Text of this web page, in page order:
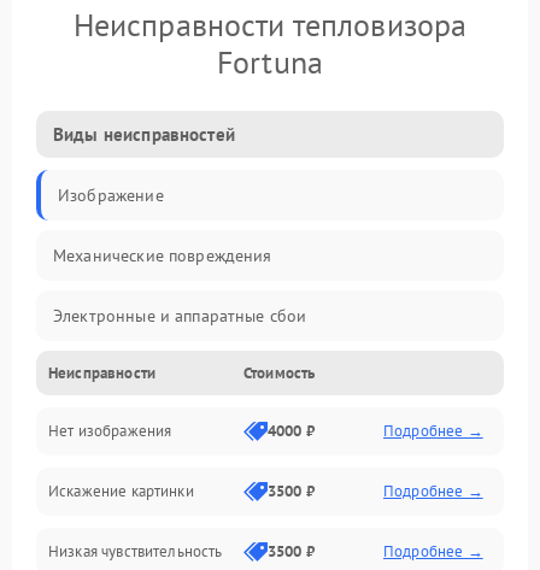
Неисправности тепловизора
Fortuna
Виды неисправностей
Изображение
Механические повреждения
Электронные и аппаратные сбои
Неисправности сенсора и оптики
Программные ошибки
Электропитание
Измерения
Неисправности Стоимость
Нет изображения 4000 ₽ Подробнее →
Искажение картинки 3500 ₽ Подробнее →
Низкая чувствительность 3500 ₽ Подробнее →